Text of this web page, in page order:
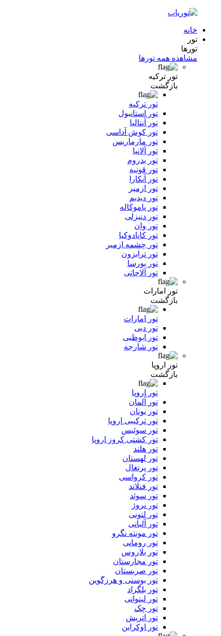
خانه
تور
تورها
مشاهده همه تورها
تور ترکیه
بازگشت
تور ترکیه
تور استانبول
تور آنتالیا
تور کوش آداسی
تور مارماریس
تور آلانیا
تور بدروم
تور قونیه
تور آنکارا
تور ازمیر
تور دیدیم
تور پاموکاله
تور دنیزلی
تور وان
تور کاپادوکیا
تور چشمه ازمیر
تور ترابزون
تور بورسا
تور آلاچاتی
تور امارات
بازگشت
تور امارات
تور دبی
تور ابوظبی
تور شارجه
تور اروپا
بازگشت
تور اروپا
تور آلمان
تور یونان
تور ترکیبی اروپا
تور سوئیس
تور کشتی کروز اروپا
تور هلند
تور لهستان
تور پرتغال
تور کرواسی
تور فنلاند
تور سوئد
تور نروژ
تور لتونی
تور آلبانی
تور مونته نگرو
تور رومانی
تور بلاروس
تور مجارستان
تور صربستان
تور بوسنی و هرزگوین
تور بلگراد
تور لیتوانی
تور چک
تور اتریش
تور اوکراین